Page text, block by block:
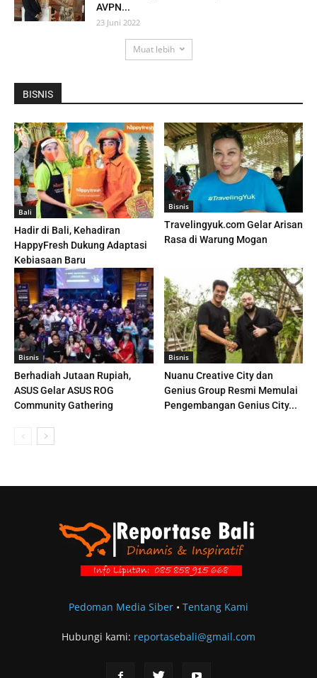
AVPN...
23 Juni 2022
Muat lebih
BISNIS
Bali
Hadir di Bali, Kehadiran
HappyFresh Dukung Adaptasi
Kebiasaan Baru
Bisnis
Travelingyuk.com Gelar Arisan
Rasa di Warung Mogan
Bisnis
Berhadiah Jutaan Rupiah,
ASUS Gelar ASUS ROG
Community Gathering
Bisnis
Nuanu Creative City dan
Genius Group Resmi Memulai
Pengembangan Genius City...
Pedoman Media Siber• Tentang Kami
Hubungi kami: reportasebali@gmail.com